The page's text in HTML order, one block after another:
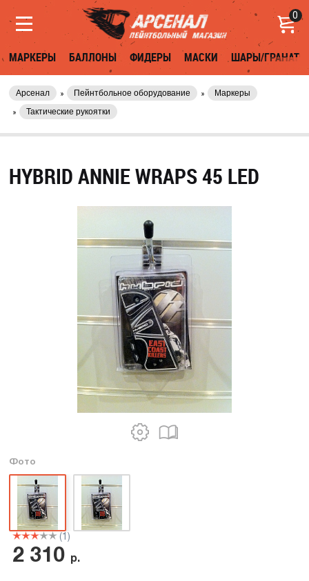
0
МАРКЕРЫ БАЛЛОНЫ ФИДЕРЫ МАСКИ ШАРЫ/ГРАНАТЫ
Арсенал Пейнтбольное оборудование
Маркеры
Тактические рукоятки
HYBRID ANNIE WRAPS 45 LED
Фото
(1)
2 310 р.